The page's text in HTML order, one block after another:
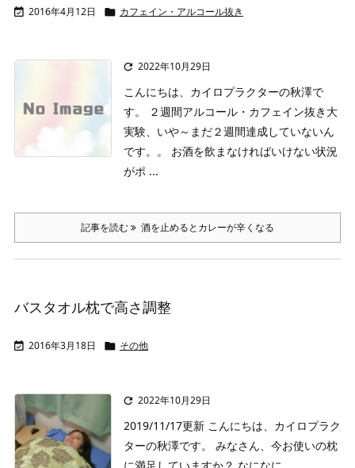
 2016年4月12日  カフェイン・アルコール抜き
 2022年10月29日
こんにちは、カイロプラクターの秋澤で
す。
２週間アルコール・カフェイン抜き大
実験、いや～まだ２週間達成していないん
です。。
お酒を飲まなければいけない状況
がポ ...
記事を読む 酒を止めるとカレーが辛くなる
バスタオル枕で高さ調整
 2016年3月18日  その他
 2022年10月29日
2019/11/17更新 こんにちは、カイロプラク
ターの秋澤です。
みなさん、今お使いの枕